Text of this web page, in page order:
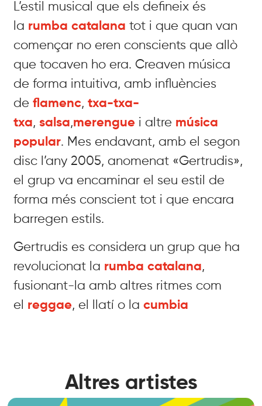
L’estil musical que els defineix és
la rumba catalana tot i que quan van
començar no eren conscients que allò
que tocaven ho era. Creaven música
de forma intuitiva, amb influències
deflamenc,txa-txa-
txa,salsa,merengue i altre música
popular. Mes endavant, amb el segon
disc l’any 2005, anomenat «Gertrudis»,
el grup va encaminar el seu estil de
forma més conscient tot i que encara
barregen estils.
Gertrudis es considera un grup que ha
revolucionat la rumba catalana,
fusionant-la amb altres ritmes com
el reggae, el llatí o lacumbia
Altres artistes